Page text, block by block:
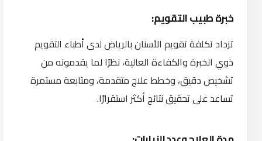
خبرة طبيب التقويم:
تزداد تكلفة تقويم الأسنان بالرياض لدى أطباء التقويم
ذوي الخبرة والكفاءة العالية، نظرًا لما يقدمونه من
تشخيص دقيق، وخطط علاج متقدمة، ومتابعة مستمرة
تساعد على تحقيق نتائج أكثر استقرارًا.